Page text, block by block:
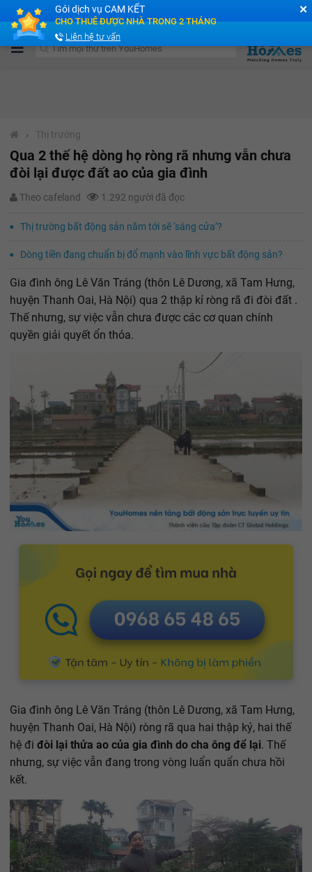
Cộng đồng Môi giới bPRO
› Thị trường
Qua 2 thế hệ dòng họ ròng rã nhưng vẫn chưa
đòi lại được đất ao của gia đình
Theo cafeland 1.292 người đã đọc
Thị trường bất động sản năm tới sẽ ‘sáng cửa’?
Dòng tiền đang chuẩn bị đổ mạnh vào lĩnh vực bất động sản?
Gia đình ông Lê Văn Tráng (thôn Lê Dương, xã Tam Hưng,
huyện Thanh Oai, Hà Nội) qua 2 thập kỉ ròng rã đi đòi đất .
Thế nhưng, sự việc vẫn chưa được các cơ quan chính
quyền giải quyết ổn thỏa.
Gia đình ông Lê Văn Tráng (thôn Lê Dương, xã Tam Hưng,
huyện Thanh Oai, Hà Nội) ròng rã qua hai thập kỷ, hai thế
hệ đi đòi lại thửa ao của gia đình do cha ông để lại. Thế
nhưng, sự việc vẫn đang trong vòng luẩn quẩn chưa hồi
kết.
✕
Gói dịch vụ CAM KẾT
CHO THUÊ ĐƯỢC NHÀ TRONG 2 THÁNG
Liên hệ tư vấn